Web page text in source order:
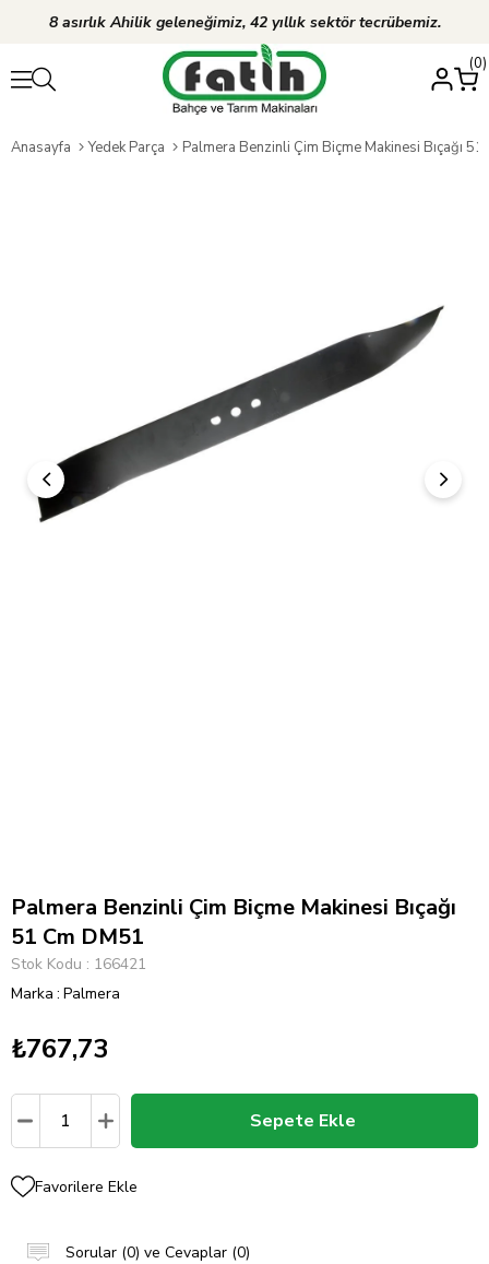
8 asırlık Ahilik geleneğimiz, 42 yıllık sektör tecrübemiz.
0
Anasayfa Yedek Parça Palmera Benzinli Çim Biçme Makinesi Bıçağı
Palmera Benzinli Çim Biçme Makinesi Bıçağı
51 Cm DM51
Stok Kodu
166421
Marka : Palmera
₺767,73
Favorilere Ekle
Sorular (0) ve Cevaplar (0)